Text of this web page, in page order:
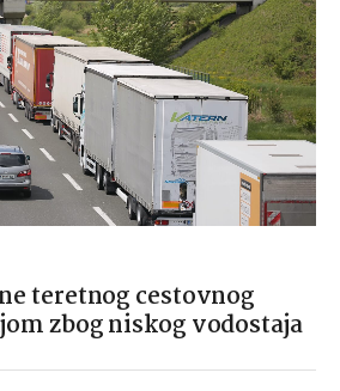
teretnog cestovnog
zbog niskog vodostaja